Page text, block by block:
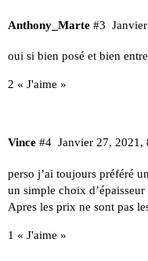
Anthony_Marte #3
oui si bien posé et bien
2 « J'aime »
Vince Janvier 27, 2021,
#4
perso j’ai toujours préféré
un simple choix
Apres les prix ne sont pas
1 « J'aime »